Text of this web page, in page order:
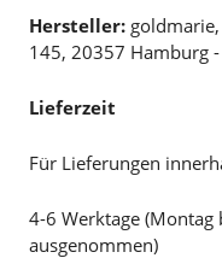
Hersteller:
145, 20357 Hamburg
Lieferzeit
Für Lieferungen
4-6 Werktage (Montag
ausgenommen)